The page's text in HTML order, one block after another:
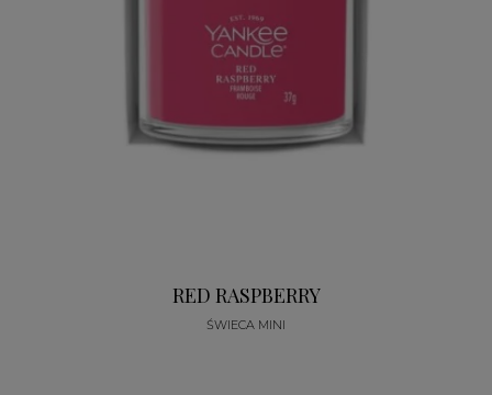
RED RASPBERRY
ŚWIECA MINI